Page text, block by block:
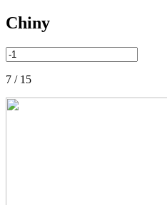
Chiny
7 / 15